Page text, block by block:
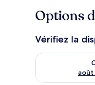
Options
Vérifiez la
août
Vérifier la